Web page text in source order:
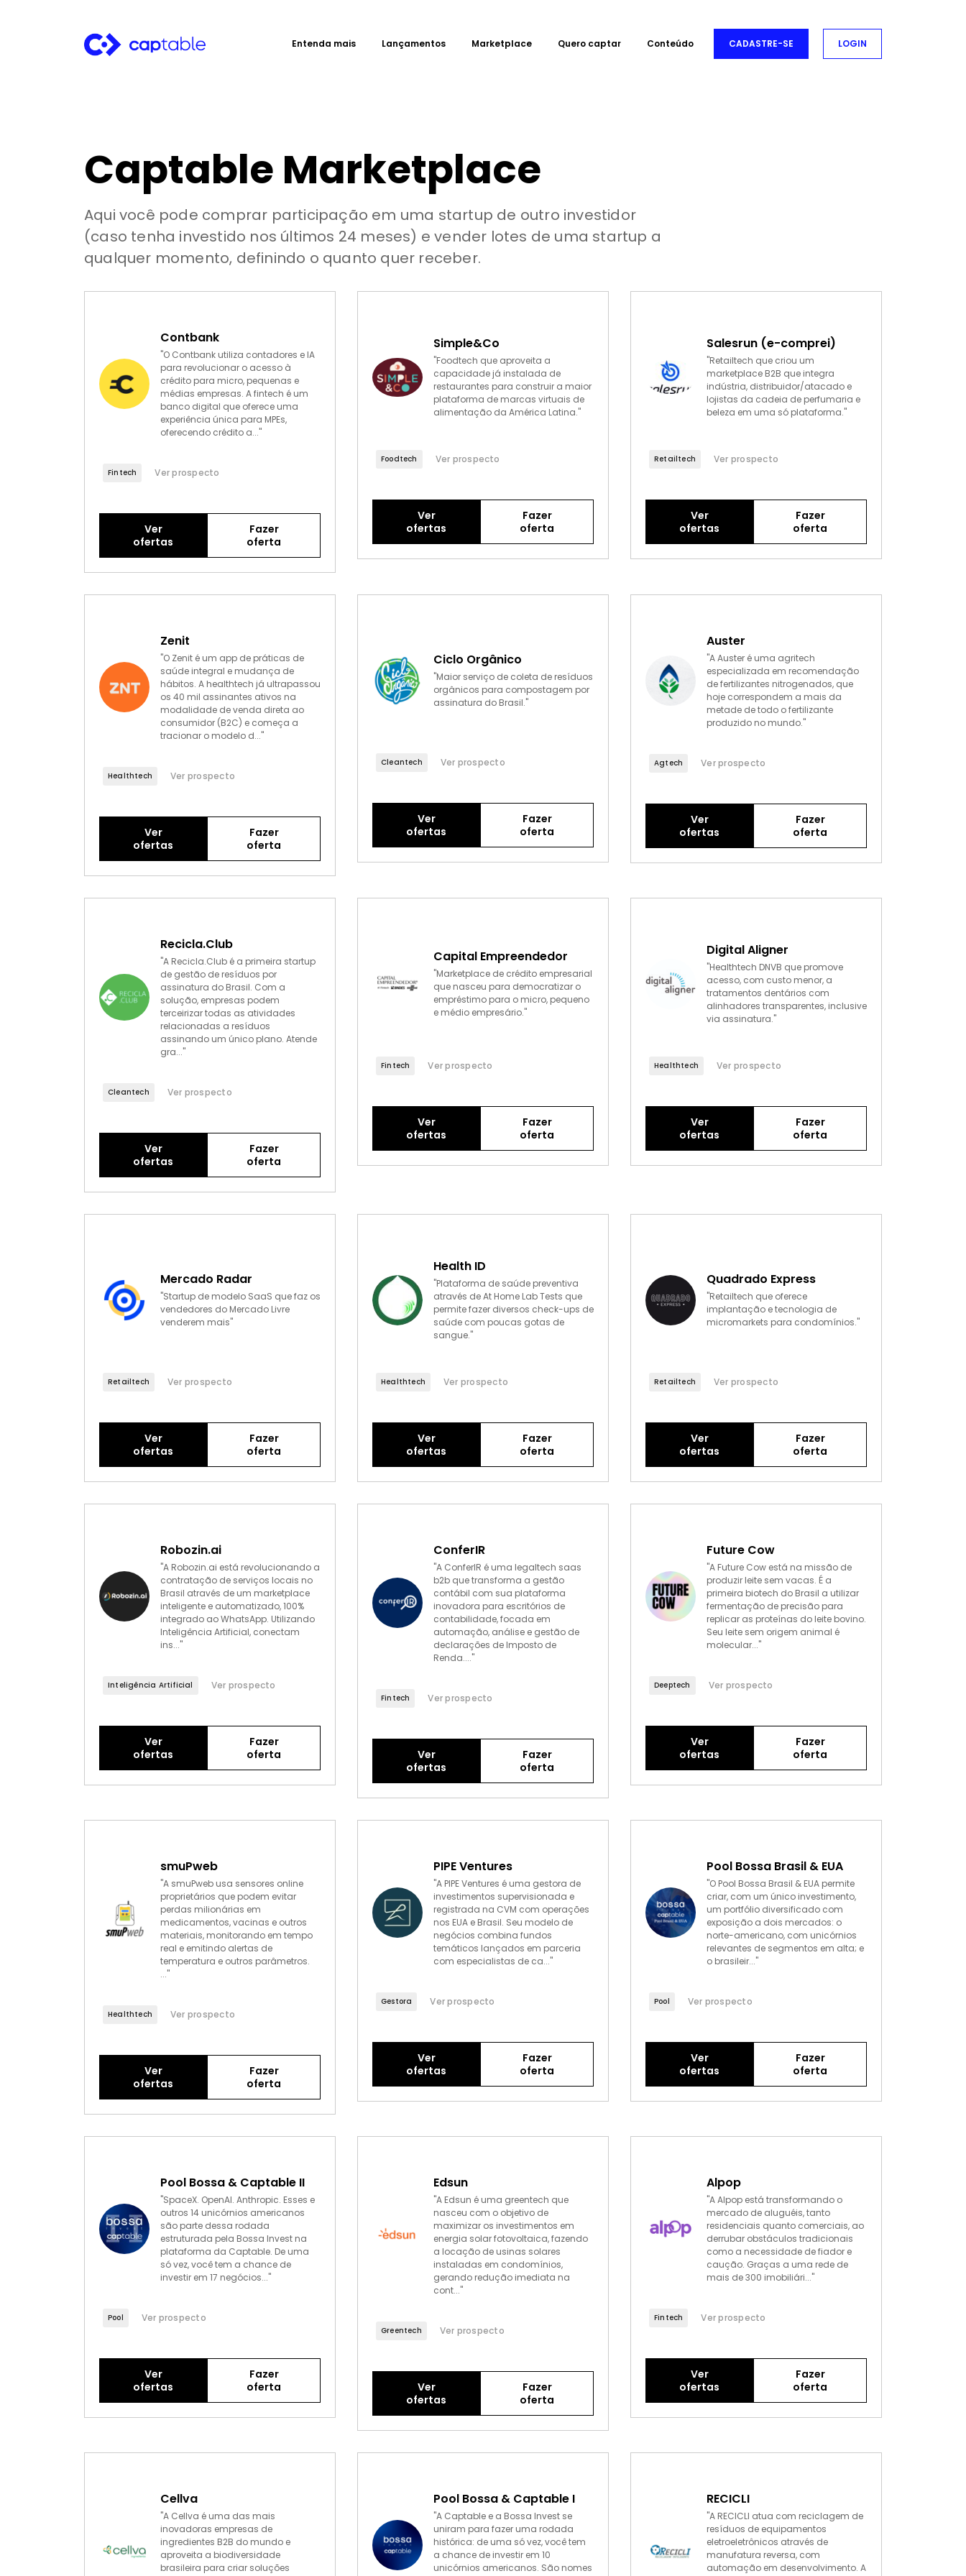
Entenda mais Lançamentos Marketplace Quero captar Conteúdo CADASTRE-SE LOGIN
Captable Marketplace
Aqui você pode comprar participação em uma startup de outro investidor
(caso tenha investido nos últimos 24 meses) e vender lotes de uma startup a
qualquer momento, definindo o quanto quer receber.
Contbank
"O Contbank utiliza contadores e IA
para revolucionar o acesso à
crédito para micro, pequenas e
médias empresas. A fintech é um
banco digital que oferece uma
experiência única para MPEs,
oferecendo crédito a..."
Fintech Ver prospecto
Ver
ofertas
Fazer
oferta
Simple&Co
"Foodtech que aproveita a
capacidade já instalada de
restaurantes para construir a maior
plataforma de marcas virtuais de
alimentação da América Latina."
Foodtech Ver prospecto
Ver
ofertas
Fazer
oferta
Salesrun (e-comprei)
"Retailtech que criou um
marketplace B2B que integra
indústria, distribuidor/atacado e
lojistas da cadeia de perfumaria e
beleza em uma só plataforma."
Retailtech Ver prospecto
Ver
ofertas
Fazer
oferta
Zenit
"O Zenit é um app de práticas de
saúde integral e mudança de
hábitos. A healthtech já ultrapassou
os 40 mil assinantes ativos na
modalidade de venda direta ao
consumidor (B2C) e começa a
tracionar o modelo d..."
Healthtech Ver prospecto
Ver
ofertas
Fazer
oferta
Ciclo Orgânico
"Maior serviço de coleta de resíduos
orgânicos para compostagem por
assinatura do Brasil."
Cleantech Ver prospecto
Ver
ofertas
Fazer
oferta
Auster
"A Auster é uma agritech
especializada em recomendação
de fertilizantes nitrogenados, que
hoje correspondem a mais da
metade de todo o fertilizante
produzido no mundo."
Agtech Ver prospecto
Ver
ofertas
Fazer
oferta
Recicla.Club
"A Recicla.Club é a primeira startup
de gestão de resíduos por
assinatura do Brasil. Com a
solução, empresas podem
terceirizar todas as atividades
relacionadas a resíduos
assinando um único plano. Atende
gra..."
Cleantech Ver prospecto
Ver
ofertas
Fazer
oferta
Capital Empreendedor
"Marketplace de crédito empresarial
que nasceu para democratizar o
empréstimo para o micro, pequeno
e médio empresário."
Fintech Ver prospecto
Ver
ofertas
Fazer
oferta
Digital Aligner
"Healthtech DNVB que promove
acesso, com custo menor, a
tratamentos dentários com
alinhadores transparentes, inclusive
via assinatura."
Healthtech Ver prospecto
Ver
ofertas
Fazer
oferta
Mercado Radar
"Startup de modelo SaaS que faz os
vendedores do Mercado Livre
venderem mais"
Retailtech Ver prospecto
Ver
ofertas
Fazer
oferta
Health ID
"Plataforma de saúde preventiva
através de At Home Lab Tests que
permite fazer diversos check-ups de
saúde com poucas gotas de
sangue."
Healthtech Ver prospecto
Ver
ofertas
Fazer
oferta
Quadrado Express
"Retailtech que oferece
implantação e tecnologia de
micromarkets para condomínios."
Retailtech Ver prospecto
Ver
ofertas
Fazer
oferta
Robozin.ai
"A Robozin.ai está revolucionando a
contratação de serviços locais no
Brasil através de um marketplace
inteligente e automatizado, 100%
integrado ao WhatsApp. Utilizando
Inteligência Artificial, conectam
ins..."
Inteligência Artificial Ver prospecto
Ver
ofertas
Fazer
oferta
ConferIR
"A ConferIR é uma legaltech saas
b2b que transforma a gestão
contábil com sua plataforma
inovadora para escritórios de
contabilidade, focada em
automação, análise e gestão de
declarações de Imposto de
Renda...."
Fintech Ver prospecto
Ver
ofertas
Fazer
oferta
Future Cow
"A Future Cow está na missão de
produzir leite sem vacas. É a
primeira biotech do Brasil a utilizar
fermentação de precisão para
replicar as proteínas do leite bovino.
Seu leite sem origem animal é
molecular..."
Deeptech Ver prospecto
Ver
ofertas
Fazer
oferta
smuPweb
"A smuPweb usa sensores online
proprietários que podem evitar
perdas milionárias em
medicamentos, vacinas e outros
materiais, monitorando em tempo
real e emitindo alertas de
temperatura e outros parâmetros.
..."
Healthtech Ver prospecto
Ver
ofertas
Fazer
oferta
PIPE Ventures
"A PIPE Ventures é uma gestora de
investimentos supervisionada e
registrada na CVM com operações
nos EUA e Brasil. Seu modelo de
negócios combina fundos
temáticos lançados em parceria
com especialistas de ca..."
Gestora Ver prospecto
Ver
ofertas
Fazer
oferta
Pool Bossa Brasil & EUA
"O Pool Bossa Brasil & EUA permite
criar, com um único investimento,
um portfólio diversificado com
exposição a dois mercados: o
norte-americano, com unicórnios
relevantes de segmentos em alta; e
o brasileir..."
Pool Ver prospecto
Ver
ofertas
Fazer
oferta
Pool Bossa & Captable II
"SpaceX. OpenAI. Anthropic. Esses e
outros 14 unicórnios americanos
são parte dessa rodada
estruturada pela Bossa Invest na
plataforma da Captable. De uma
só vez, você tem a chance de
investir em 17 negócios..."
Pool Ver prospecto
Ver
ofertas
Fazer
oferta
Edsun
"A Edsun é uma greentech que
nasceu com o objetivo de
maximizar os investimentos em
energia solar fotovoltaica, fazendo
a locação de usinas solares
instaladas em condomínios,
gerando redução imediata na
cont..."
Greentech Ver prospecto
Ver
ofertas
Fazer
oferta
Alpop
"A Alpop está transformando o
mercado de aluguéis, tanto
residenciais quanto comerciais, ao
derrubar obstáculos tradicionais
como a necessidade de fiador e
caução. Graças a uma rede de
mais de 300 imobiliári..."
Fintech Ver prospecto
Ver
ofertas
Fazer
oferta
Cellva
"A Cellva é uma das mais
inovadoras empresas de
ingredientes B2B do mundo e
aproveita a biodiversidade
brasileira para criar soluções
Pool Bossa & Captable I
"A Captable e a Bossa Invest se
uniram para fazer uma rodada
histórica: de uma só vez, você tem
a chance de investir em 10
unicórnios americanos. São nomes
RECICLI
"A RECICLI atua com reciclagem de
resíduos de equipamentos
eletroeletrônicos através de
manufatura reversa, com
automação em desenvolvimento. A